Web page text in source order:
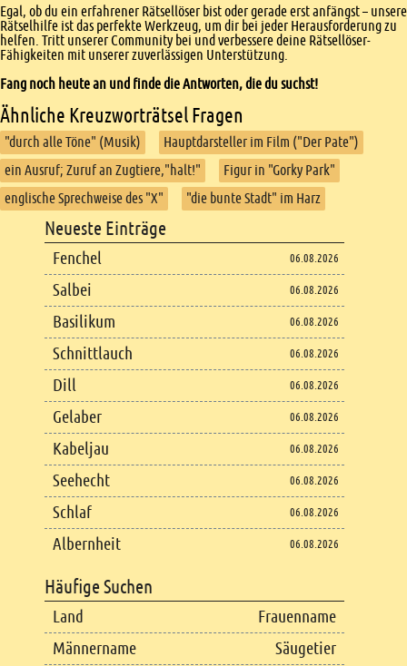
Egal, ob du ein erfahrener Rätsellöser bist oder gerade erst anfängst – unsere
Rätselhilfe ist das perfekte Werkzeug, um dir bei jeder Herausforderung zu
helfen. Tritt unserer Community bei und verbessere deine Rätsellöser-
Fähigkeiten mit unserer zuverlässigen Unterstützung.
Fang noch heute an und finde die Antworten, die du suchst!
Ähnliche Kreuzworträtsel Fragen
"durch alle Töne" (Musik)
Hauptdarsteller im Film ("Der Pate")
ein Ausruf; Zuruf an Zugtiere,"halt!"
Figur in "Gorky Park"
englische Sprechweise des "X"
"die bunte Stadt" im Harz
Footer content
Neueste Einträge
Fenchel 06.08.2026
Salbei 06.08.2026
Basilikum 06.08.2026
Schnittlauch 06.08.2026
Dill 06.08.2026
Gelaber 06.08.2026
Kabeljau 06.08.2026
Seehecht 06.08.2026
Schlaf 06.08.2026
Albernheit 06.08.2026
Häufige Suchen
Land
Frauenname
Männername
Säugetier